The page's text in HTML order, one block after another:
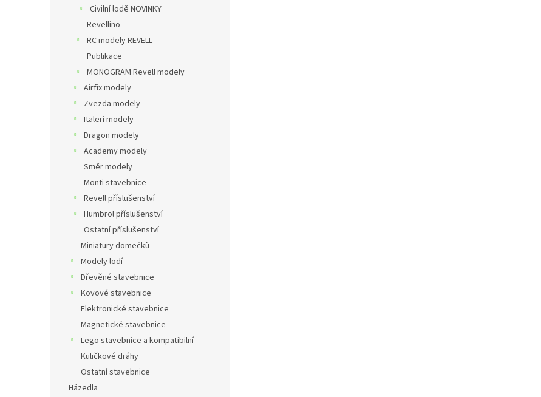
Civilní lodě NOVINKY
Revellino
RC modely REVELL
Publikace
MONOGRAM Revell modely
Airfix modely
Zvezda modely
Italeri modely
Dragon modely
Academy modely
Směr modely
Monti stavebnice
Revell příslušenství
Humbrol příslušenství
Ostatní příslušenství
Miniatury domečků
Modely lodí
Dřevěné stavebnice
Kovové stavebnice
Elektronické stavebnice
Magnetické stavebnice
Lego stavebnice a kompatibilní
Kuličkové dráhy
Ostatní stavebnice
Házedla